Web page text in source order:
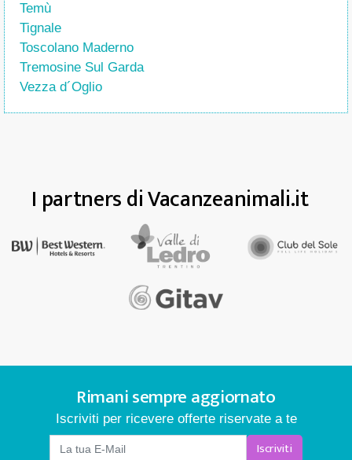
Temù
Tignale
Toscolano Maderno
Tremosine Sul Garda
Vezza d´Oglio
I partners di Vacanzeanimali.it
Rimani sempre aggiornato
Iscriviti per ricevere offerte riservate a te
Iscriviti